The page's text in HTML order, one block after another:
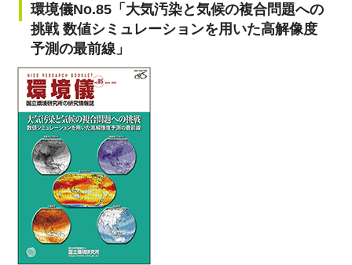
環境儀No.85「大気汚染と気候の複合問題への
挑戦 数値シミュレーションを用いた高解像度
予測の最前線」